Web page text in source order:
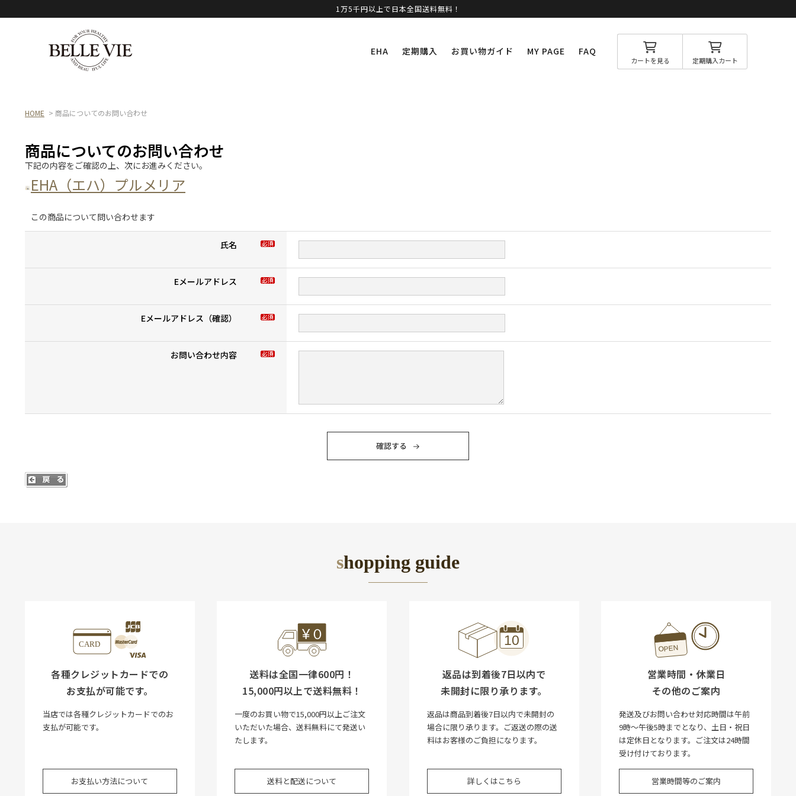
1万5千円以上で日本全国送料無料！
EHA 定期購入 お買い物ガイド MY PAGE FAQ
カートを見る 定期購入カート
HOME > 商品についてのお問い合わせ
商品についてのお問い合わせ
下記の内容をご確認の上、次にお進みください。
EHA（エハ）プルメリア
この商品について問い合わせます
氏名
Eメールアドレス
Eメールアドレス（確認）
お問い合わせ内容
shopping guide
各種クレジットカードでの
お支払が可能です。
当店では各種クレジットカードでのお
支払が可能です。
お支払い方法について
送料は全国一律600円！
15,000円以上で送料無料！
一度のお買い物で15,000円以上ご注文
いただいた場合、送料無料にて発送い
たします。
送料と配送について
返品は到着後7日以内で
未開封に限り承ります。
返品は商品到着後7日以内で未開封の
場合に限り承ります。ご返送の際の送
料はお客様のご負担になります。
詳しくはこちら
営業時間・休業日
その他のご案内
発送及びお問い合わせ対応時間は午前
9時～午後5時までとなり、土日・祝日
は定休日となります。ご注文は24時間
受け付けております。
営業時間等のご案内